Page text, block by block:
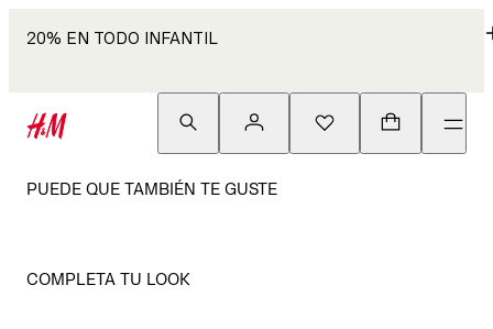
20% EN TODO INFANTIL
PUEDE QUE TAMBIÉN TE GUSTE
COMPLETA TU LOOK